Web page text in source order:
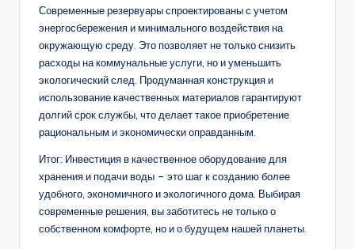
Современные резервуары спроектированы с учетом
энергосбережения и минимального воздействия на
окружающую среду. Это позволяет не только снизить
расходы на коммунальные услуги, но и уменьшить
экологический след. Продуманная конструкция и
использование качественных материалов гарантируют
долгий срок службы, что делает такое приобретение
рациональным и экономически оправданным.
Итог: Инвестиция в качественное оборудование для
хранения и подачи воды – это шаг к созданию более
удобного, экономичного и экологичного дома. Выбирая
современные решения, вы заботитесь не только о
собственном комфорте, но и о будущем нашей планеты.